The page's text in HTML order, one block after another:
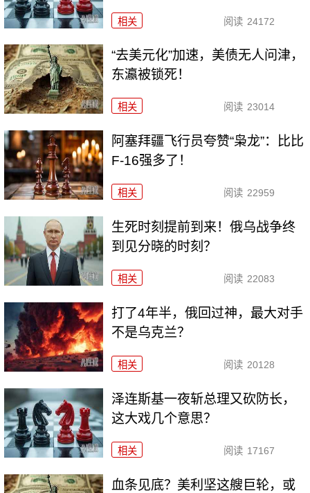
相关 阅读 24172
“去美元化”加速，美债无人问津，
东瀛被锁死！
相关 阅读 23014
阿塞拜疆飞行员夸赞“枭龙”：比比
F-16强多了！
相关 阅读 22959
生死时刻提前到来！俄乌战争终
到见分晓的时刻？
相关 阅读 22083
打了4年半，俄回过神，最大对手
不是乌克兰？
相关 阅读 20128
泽连斯基一夜斩总理又砍防长，
这大戏几个意思？
相关 阅读 17167
血条见底？美利坚这艘巨轮，或